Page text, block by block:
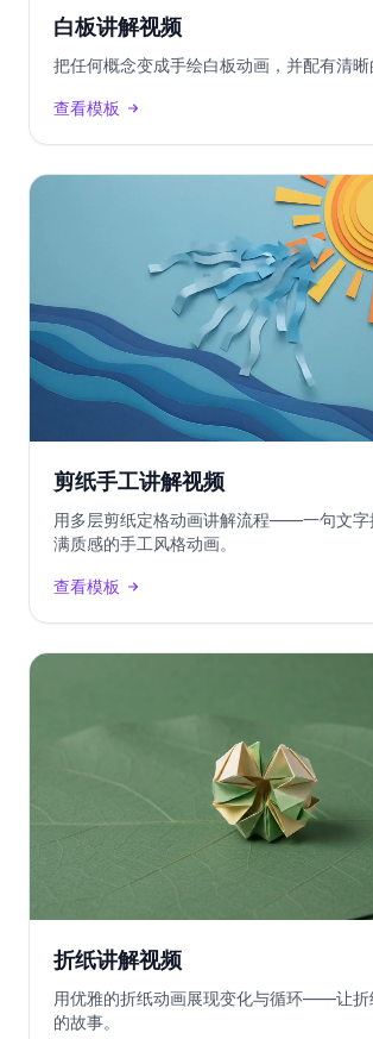
白板讲解视频
把任何概念变成手绘白板动画，并配有清晰
查看模板
剪纸手工讲解视频
用多层剪纸定格动画讲解流程——一句文字
满质感的手工风格动画。
查看模板
折纸讲解视频
用优雅的折纸动画展现变化与循环——让折
的故事。